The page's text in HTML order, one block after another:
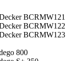
BCRMW121
BCRMW122
BCRMW123
800